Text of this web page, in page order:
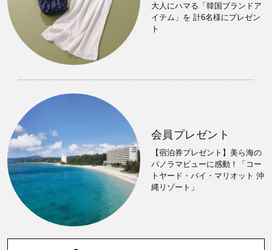
大人にハマる「韓国ブランドア
イテム」を 計6名様にプレゼン
ト
会員プレゼント
【宿泊券プレゼント】美ら海の
パノラマビューに感動！「コー
トヤード・バイ・マリオット 沖
縄リゾート」